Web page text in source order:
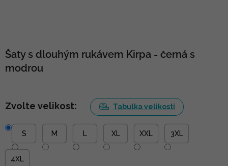
Šaty s dlouhým rukávem Kirpa - černá s
modrou
Zvolte velikost: Tabulka velikostí
S M XL XXL 3XL
4XL